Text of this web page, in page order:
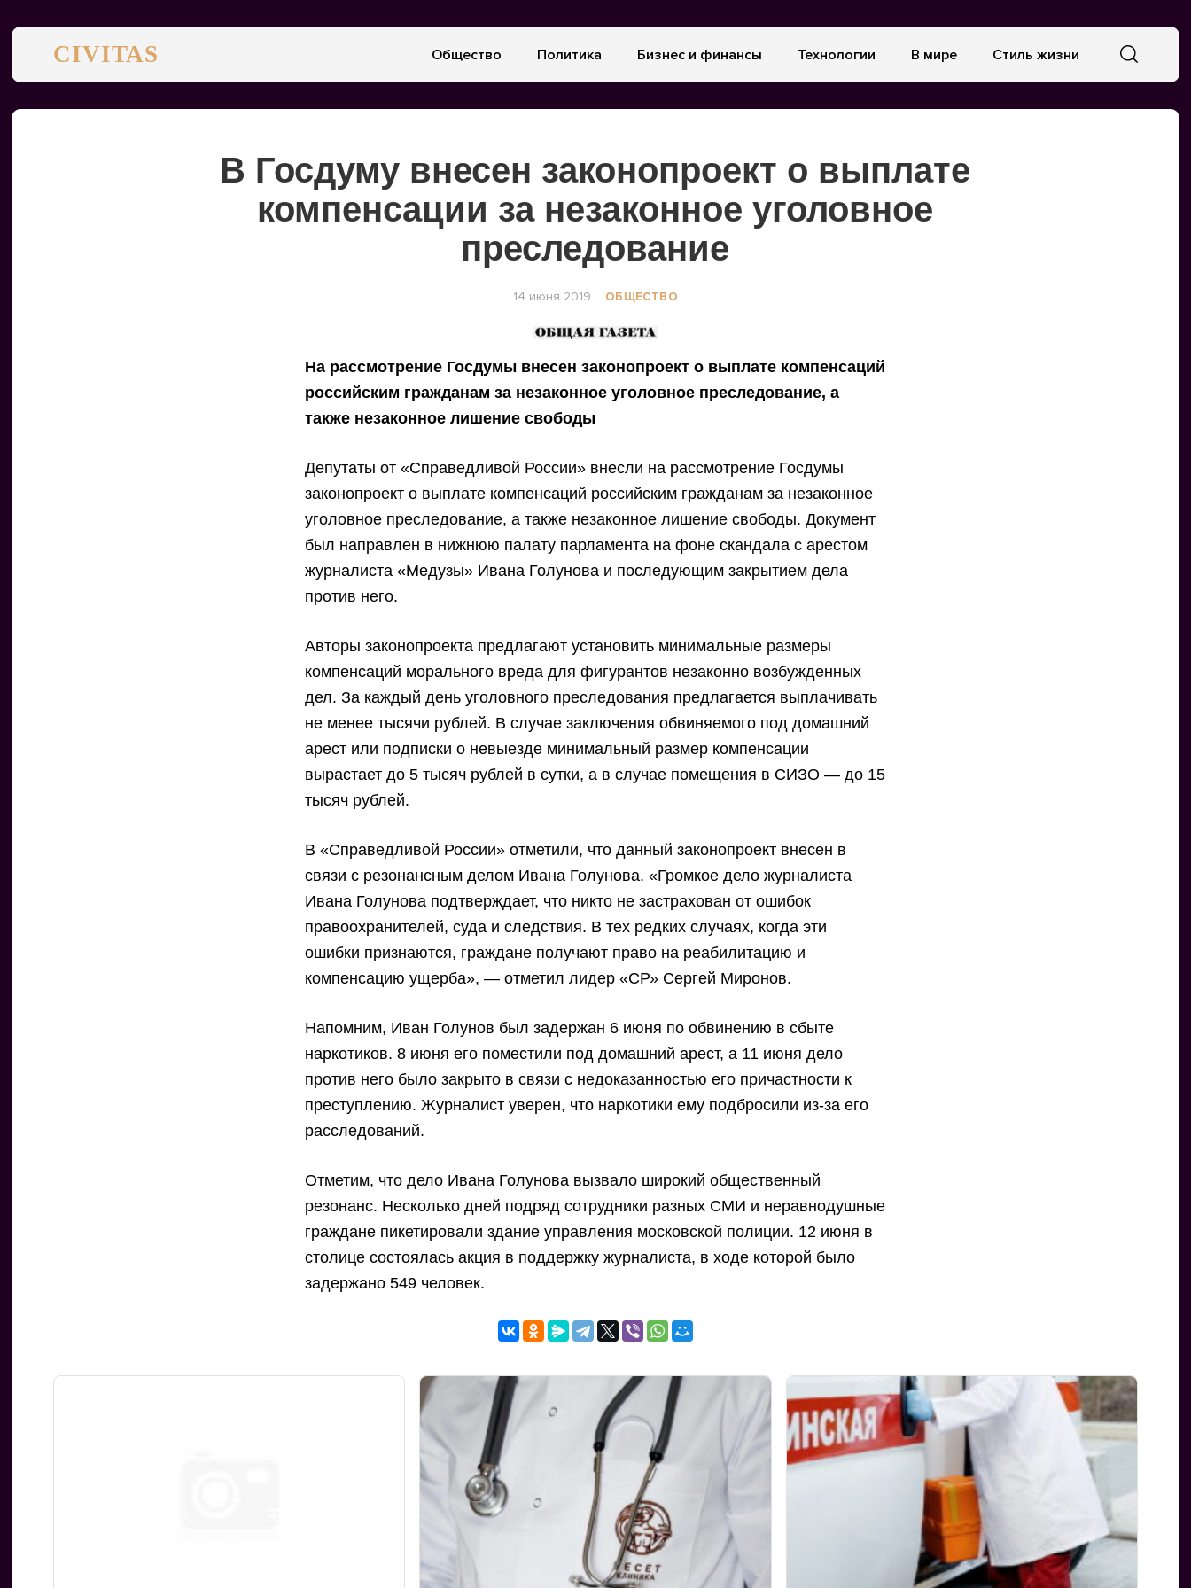
CIVITAS Общество Политика Бизнес и финансы Технологии В мире Стиль жизни
В Госдуму внесен законопроект о выплате
компенсации за незаконное уголовное
преследование
14 июня 2019 ОБЩЕСТВО
На рассмотрение Госдумы внесен законопроект о выплате компенсаций
российским гражданам за незаконное уголовное преследование, а
также незаконное лишение свободы
Депутаты от «Справедливой России» внесли на рассмотрение Госдумы
законопроект о выплате компенсаций российским гражданам за незаконное
уголовное преследование, а также незаконное лишение свободы. Документ
был направлен в нижнюю палату парламента на фоне скандала с арестом
журналиста «Медузы» Ивана Голунова и последующим закрытием дела
против него.
Авторы законопроекта предлагают установить минимальные размеры
компенсаций морального вреда для фигурантов незаконно возбужденных
дел. За каждый день уголовного преследования предлагается выплачивать
не менее тысячи рублей. В случае заключения обвиняемого под домашний
арест или подписки о невыезде минимальный размер компенсации
вырастает до 5 тысяч рублей в сутки, а в случае помещения в СИЗО — до 15
тысяч рублей.
В «Справедливой России» отметили, что данный законопроект внесен в
связи с резонансным делом Ивана Голунова. «Громкое дело журналиста
Ивана Голунова подтверждает, что никто не застрахован от ошибок
правоохранителей, суда и следствия. В тех редких случаях, когда эти
ошибки признаются, граждане получают право на реабилитацию и
компенсацию ущерба», — отметил лидер «СР» Сергей Миронов.
Напомним, Иван Голунов был задержан 6 июня по обвинению в сбыте
наркотиков. 8 июня его поместили под домашний арест, а 11 июня дело
против него было закрыто в связи с недоказанностью его причастности к
преступлению. Журналист уверен, что наркотики ему подбросили из-за его
расследований.
Отметим, что дело Ивана Голунова вызвало широкий общественный
резонанс. Несколько дней подряд сотрудники разных СМИ и неравнодушные
граждане пикетировали здание управления московской полиции. 12 июня в
столице состоялась акция в поддержку журналиста, в ходе которой было
задержано 549 человек.